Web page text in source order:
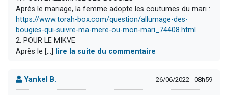
Après le mariage, la femme adopte les coutumes du mari :
https://www.torah-box.com/question/allumage-des-
bougies-qui-suivre-ma-mere-ou-mon-mari_74408.html
2. POUR LE MIKVE
Après le [...]
lire la suite du commentaire
Yankel B. 26/06/2022 - 08h59